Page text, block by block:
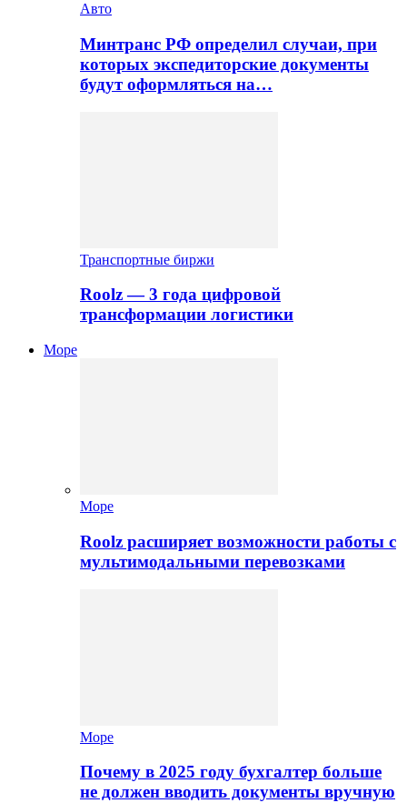
Авто
Минтранс РФ определил случаи, при
которых экспедиторские документы
будут оформляться на…
Транспортные биржи
Roolz — 3 года цифровой
трансформации логистики
Море
Море
Roolz расширяет возможности работы с
мультимодальными перевозками
Море
Почему в 2025 году бухгалтер больше
не должен вводить документы вручную